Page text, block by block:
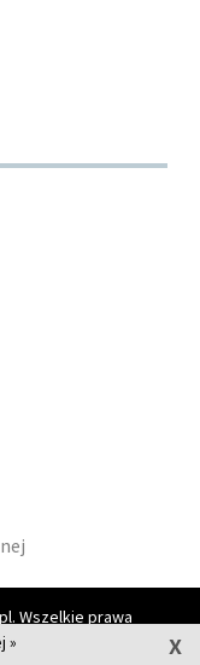
Wszelkie prawa
» x